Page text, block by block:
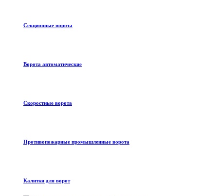
Секционные ворота
Ворота автоматические
Скоростные ворота
Противопожарные промышленные ворота
Калитки для ворот